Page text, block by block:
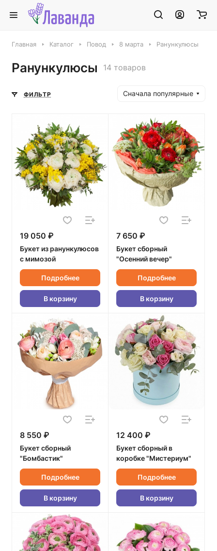
Главная Каталог Повод 8 марта Ранункулюсы
Ранункулюсы 14 товаров
ФИЛЬТР Сначала популярные
19 050 ₽
Букет из ранункулюсов
с мимозой
Подробнее
В корзину
7 650 ₽
Букет сборный
"Осенний вечер"
Подробнее
В корзину
8 550 ₽
Букет сборный
"Бомбастик"
Подробнее
В корзину
12 400 ₽
Букет сборный в
коробке "Мистериум"
Подробнее
В корзину